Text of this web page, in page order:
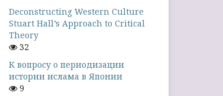
Deconstructing Western Culture
Stuart Hall’s Approach to Critical
Theory
32
К вопросу о периодизации
истории ислама в Японии
9